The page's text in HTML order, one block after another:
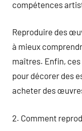
compétences
Reproduire des
à mieux
maîtres. Enfin,
pour décorer des
acheter des
2. Comment